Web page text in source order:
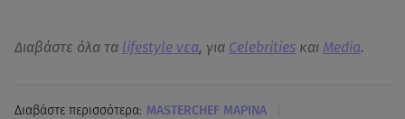
Διαβάστε όλα τα lifestyle νεα, για Celebrities και Media.
Διαβάστε περισσότερα: MASTERCHEF ΜΑΡΙΝΑ